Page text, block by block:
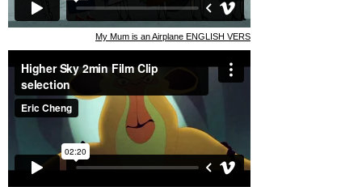
My Mum is an Airplane ENGLISH VERS